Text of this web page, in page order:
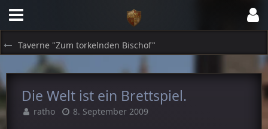
Taverne "Zum torkelnden Bischof"
Die Welt ist ein Brettspiel.
ratho 8. September 2009